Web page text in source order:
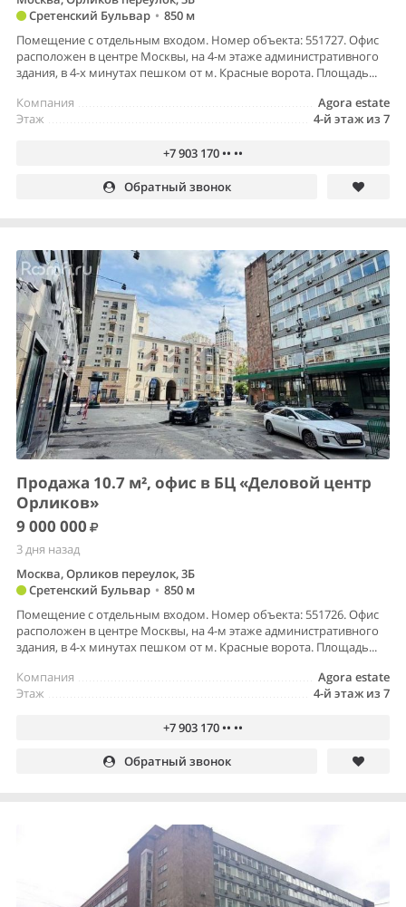
Сретенский Бульвар • 850 м
Помещение с отдельным входом. Номер объекта: 551727. Офис
расположен в центре Москвы, на 4-м этаже административного
здания, в 4-х минутах пешком от м. Красные ворота. Площадь...
Agora estate
Компания
4-й этаж из 7
Этаж
+7 903 170 •• ••
Обратный звонок
Продажа 10.7 м², офис в БЦ «Деловой центр
Орликов»
9 000 000
3 дня назад
Москва, Орликов переулок, 3Б
Сретенский Бульвар • 850 м
Помещение с отдельным входом. Номер объекта: 551726. Офис
расположен в центре Москвы, на 4-м этаже административного
здания, в 4-х минутах пешком от м. Красные ворота. Площадь...
Agora estate
Компания
4-й этаж из 7
Этаж
+7 903 170 •• ••
Обратный звонок